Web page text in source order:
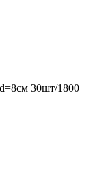
30шт/1800